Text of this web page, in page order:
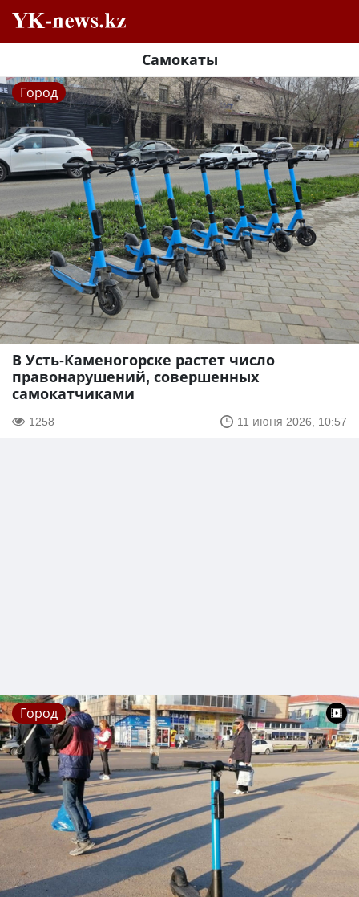
Самокаты
Город
В Усть-Каменогорске растет число
правонарушений, совершенных
самокатчиками
1258 11 июня 2026, 10:57
Город